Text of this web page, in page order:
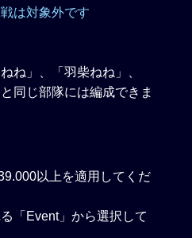
は対象外です
ね」、「羽柴ねね」、
同じ部隊には編成できま
以上を適用してくだ
「Event」から選択して